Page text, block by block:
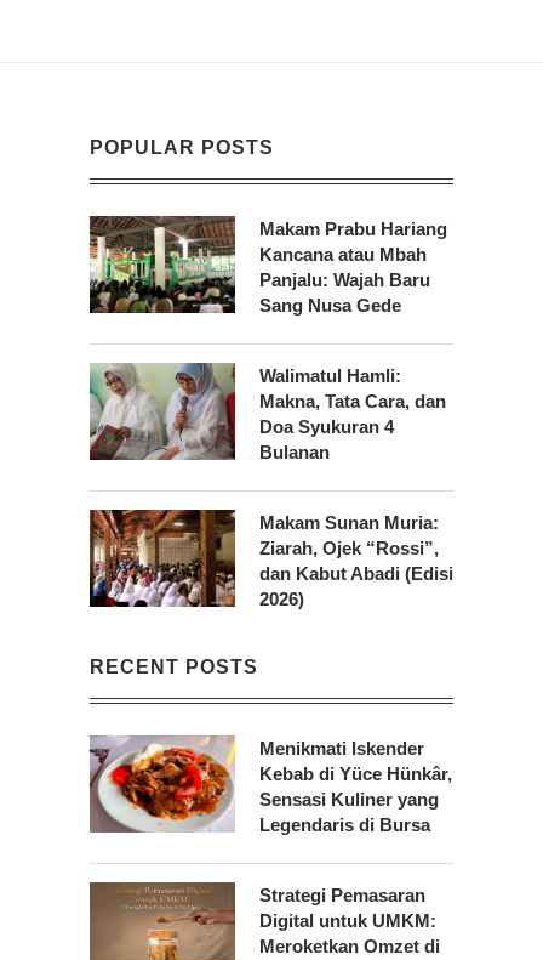
POPULAR POSTS
Makam Prabu Hariang
Kancana atau Mbah
Panjalu: Wajah Baru
Sang Nusa Gede
Walimatul Hamli:
Makna, Tata Cara, dan
Doa Syukuran 4
Bulanan
Makam Sunan Muria:
Ziarah, Ojek “Rossi”,
dan Kabut Abadi (Edisi
2026)
RECENT POSTS
Menikmati Iskender
Kebab di Yüce Hünkâr,
Sensasi Kuliner yang
Legendaris di Bursa
Strategi Pemasaran
Digital untuk UMKM:
Meroketkan Omzet di